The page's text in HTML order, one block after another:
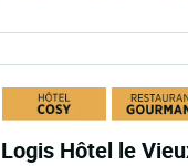
Logis Hôtel le